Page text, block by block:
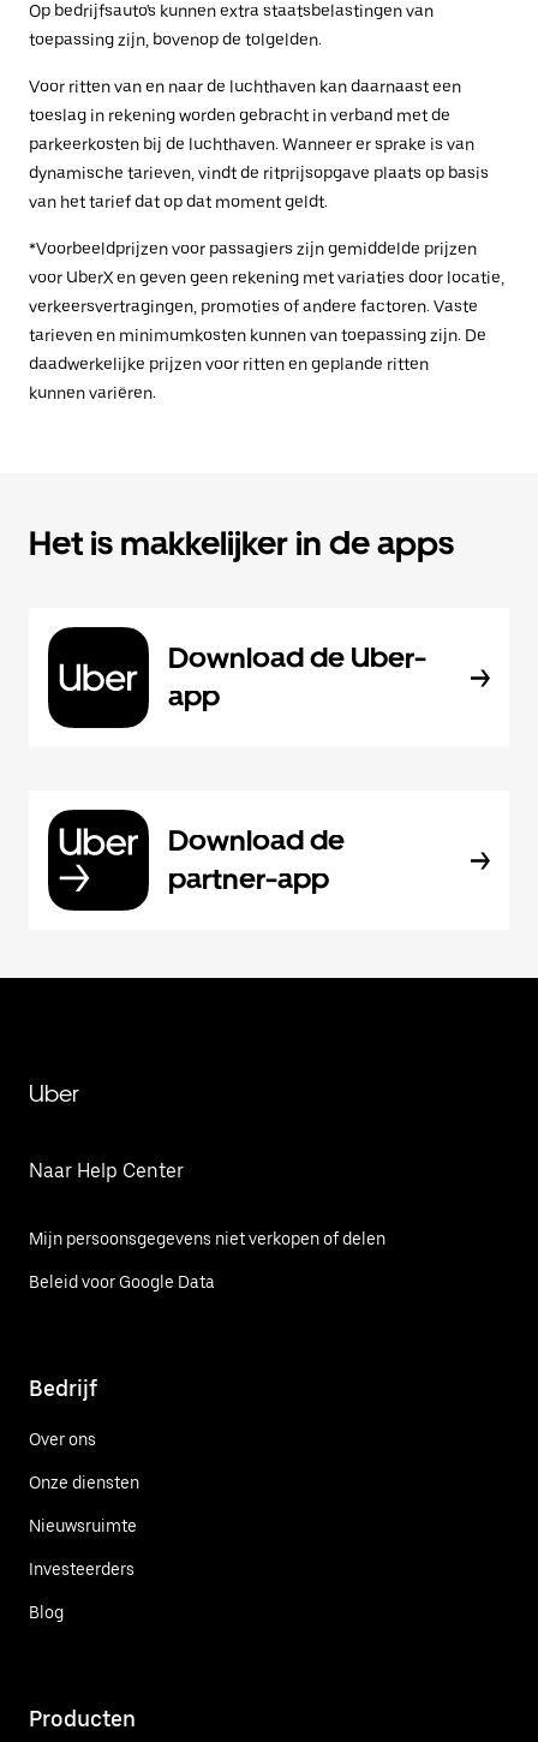
Op bedrijfsauto's kunnen extra staatsbelastingen van
toepassing zijn, bovenop de tolgelden.
Voor ritten van en naar de luchthaven kan daarnaast een
toeslag in rekening worden gebracht in verband met de
parkeerkosten bij de luchthaven. Wanneer er sprake is van
dynamische tarieven, vindt de ritprijsopgave plaats op basis
van het tarief dat op dat moment geldt.
*Voorbeeldprijzen voor passagiers zijn gemiddelde prijzen
voor UberX en geven geen rekening met variaties door locatie,
verkeersvertragingen, promoties of andere factoren. Vaste
tarieven en minimumkosten kunnen van toepassing zijn. De
daadwerkelijke prijzen voor ritten en geplande ritten
kunnen variëren.
Het is makkelijker in de apps
Download de Uber-
app
Download de
partner-app
Uber
Naar Help Center
Mijn persoonsgegevens niet verkopen of delen
Beleid voor Google Data
Bedrijf
Over ons
Onze diensten
Nieuwsruimte
Investeerders
Blog
Producten